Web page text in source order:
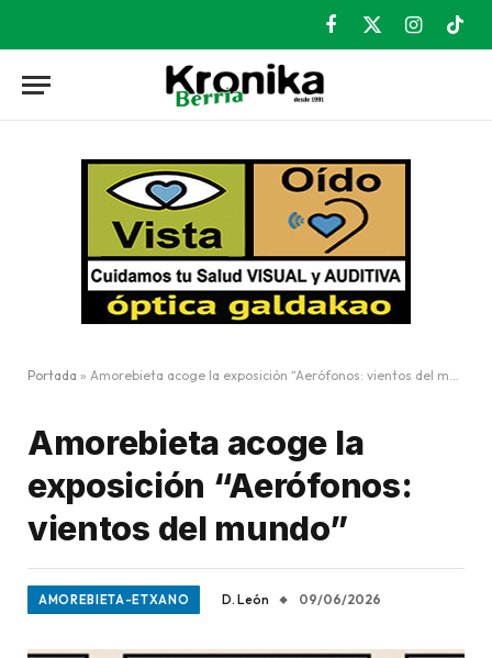
Facebook
X
Instagram
Portada » Amorebieta acoge la exposición “Aerófonos: vientos del mundo”
Amorebieta acoge la
exposición “Aerófonos:
vientos del mundo”
AMOREBIETA-ETXANO D. León 09/06/2026